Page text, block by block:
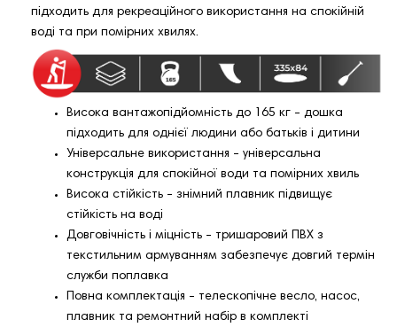
підходить для рекреаційного використання на спокійній
воді та при помірних хвилях.
Висока вантажопідйомність до 165 кг - дошка
підходить для однієї людини або батьків і дитини
Універсальне використання - універсальна
конструкція для спокійної води та помірних хвиль
Висока стійкість - знімний плавник підвищує
стійкість на воді
Довговічність і міцність - тришаровий ПВХ з
текстильним армуванням забезпечує довгий термін
служби поплавка
Повна комплектація - телескопічне весло, насос,
плавник та ремонтний набір в комплекті